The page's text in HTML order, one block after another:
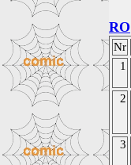
RO
Nr
1
2
3